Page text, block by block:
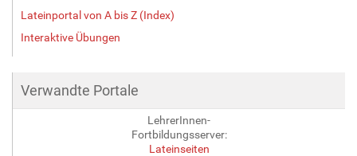
Lateinportal von A bis Z (Index)
Interaktive Übungen
Verwandte Portale
LehrerInnen-
Fortbildungsserver:
Lateinseiten